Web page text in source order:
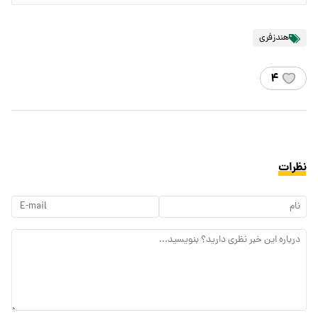
هندزفری
۴
نظرات